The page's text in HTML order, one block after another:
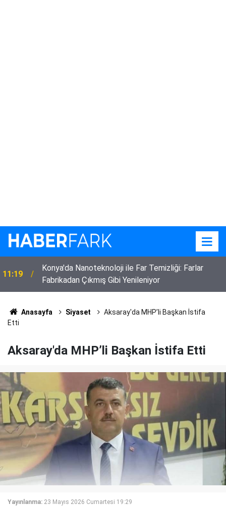
22:52 Eskilli 3 Çocuk Annesi Kadın Vefat Etti
Anasayfa Siyaset
Aksaray'da MHP’li Başkan İstifa
Etti
Aksaray'da MHP’li Başkan İstifa Etti
Yayınlanma: 23 Mayıs 2026 Cumartesi 19:29